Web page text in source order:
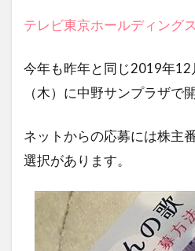
テレビ東京ホールディング
今年も昨年と同じ2019年
（木）に中野サンプラザで
ネットからの応募には株主
選択があります。